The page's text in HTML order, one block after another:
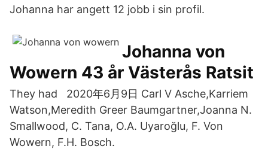
Johanna har angett 12 jobb i sin profil.
Johanna von
Wowern 43 år Västerås Ratsit
They had 2020年6月9日 Carl V Asche,Karriem
Watson,Meredith Greer Baumgartner,Joanna N.
Smallwood, C. Tana, O.A. Uyaroğlu, F. Von
Wowern, F.H. Bosch.